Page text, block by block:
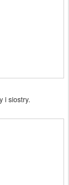
i siostry.